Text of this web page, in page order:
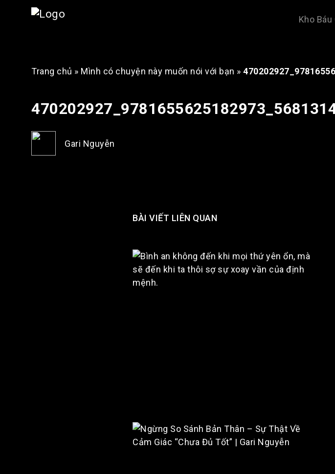
Kho Báu
Trang chủ » Mình có chuyện này muốn nói với bạn »
Gari Nguyễn
BÀI VIẾT LIÊN QUAN